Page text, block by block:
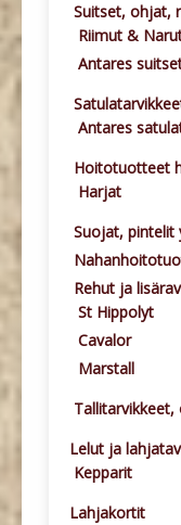
Suitset, ohjat,
Riimut &
Antares
Antares
Hoitotuotteet
Harjat
Suojat, pintelit
Rehut ja
St Hippolyt
Cavalor
Marstall
Tallitarvikkeet,
Lelut ja
Kepparit
Lahjakortit